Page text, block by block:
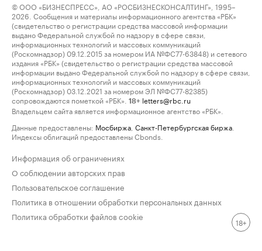
© ООО «БИЗНЕСПРЕСС», АО «РОСБИЗНЕСКОНСАЛТИНГ», 1995–
2026. Сообщения и материалы информационного агентства «РБК»
(свидетельство о регистрации средства массовой информации
выдано Федеральной службой по надзору в сфере связи,
информационных технологий и массовых коммуникаций
(Роскомнадзор) 09.12.2015 за номером ИА №ФС77-63848) и сетевого
издания «РБК» (свидетельство о регистрации средства массовой
информации выдано Федеральной службой по надзору в сфере связи,
информационных технологий и массовых коммуникаций
(Роскомнадзор) 03.12.2021 за номером ЭЛ №ФС77-82385)
сопровождаются пометкой «РБК».
18+ letters@rbc.ru
Владельцем сайта является информационное агентство «РБК».
Данные предоставлены: Мосбиржа Санкт-Петербургская биржа
Индексы облигаций предоставлены Cbonds.
Информация об ограничениях
О соблюдении авторских прав
Пользовательское соглашение
Политика в отношении обработки персональных данных
Политика обработки файлов cookie
18+